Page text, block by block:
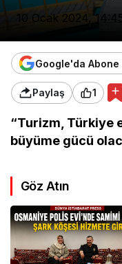
10 Ocak 2024,
Google'da Abone
Paylaş 1
“Turizm, Türkiye
büyüme gücü
Göz Atın